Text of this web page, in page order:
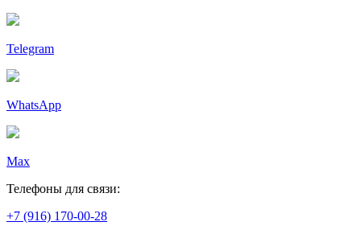
Telegram
WhatsApp
Max
Телефоны для связи:
+7 (916) 170-00-28